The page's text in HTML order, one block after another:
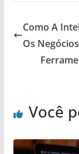
Como A
Os Negócios
Você